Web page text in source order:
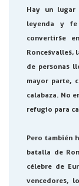
Hay un
leyenda y
convertirse
Roncesvalles,
de personas
mayor parte,
calabaza. No
refugio para
Pero también
batalla de
célebre de
vencedores,